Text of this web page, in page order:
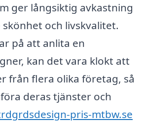
ger långsiktig avkastning
och livskvalitet.
på att anlita en
kan det vara klokt att
från flera olika företag, så
deras tjänster och
pris-mtbw.se